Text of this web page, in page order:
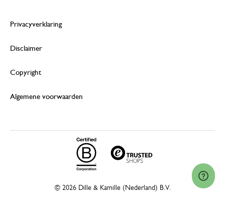
Privacyverklaring
Disclaimer
Copyright
Algemene voorwaarden
© 2026 Dille & Kamille (Nederland) B.V.